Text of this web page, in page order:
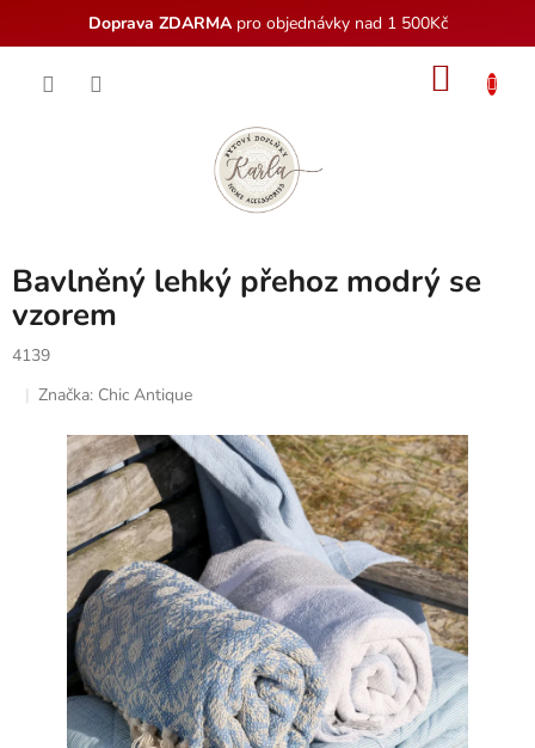
Doprava ZDARMApro objednávky nad 1 500Kč
Bavlněný lehký přehoz modrý se
vzorem
4139
Značka: Chic Antique